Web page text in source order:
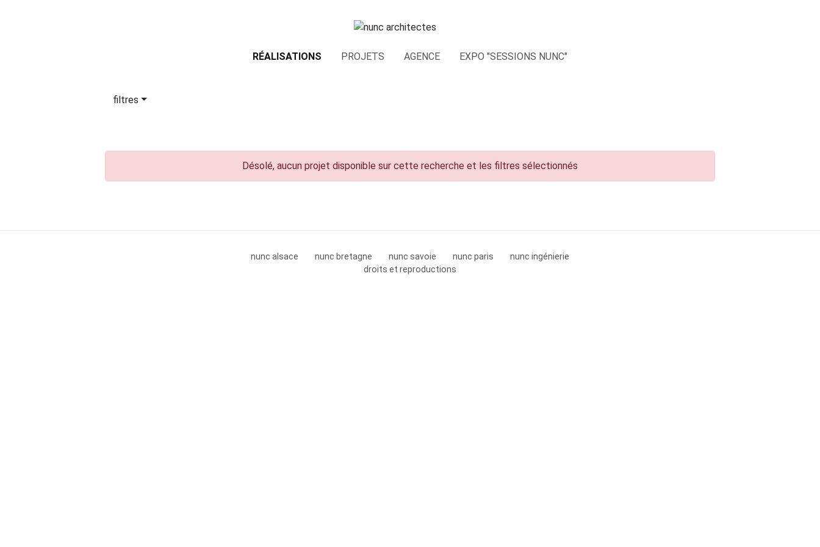
RÉALISATIONS PROJETS AGENCE EXPO "SESSIONS NUNC"
filtres
Désolé, aucun projet disponible sur cette recherche et les filtres sélectionnés
nunc alsace nunc bretagne nunc savoie nunc paris
nunc ingénierie
droits et reproductions